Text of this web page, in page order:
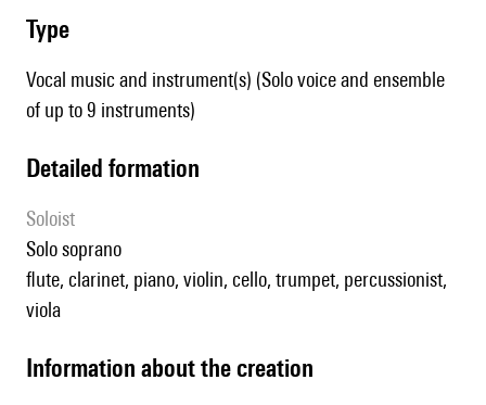
type
Vocal music and instrument(s) (Solo voice and ensemble
of up to 9 instruments)
detailed formation
Soloist
solo soprano
flute, clarinet, piano, violin, cello, trumpet, percussionist,
viola
information about the creation